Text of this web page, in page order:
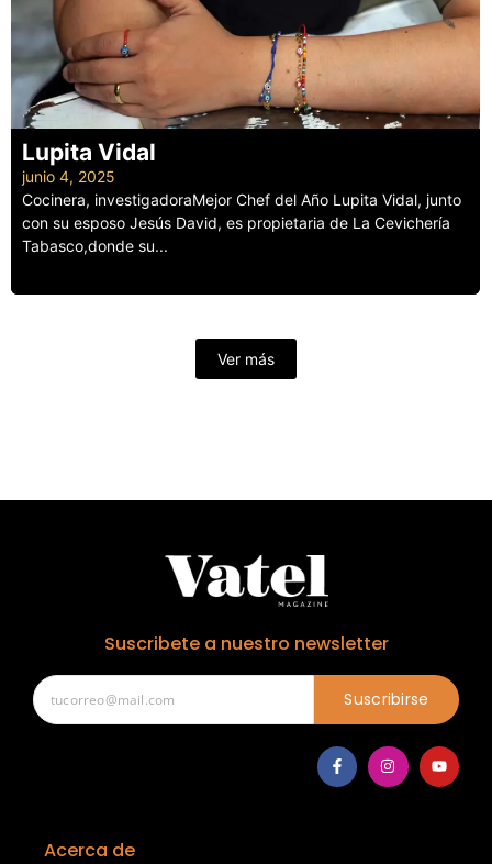
Lupita Vidal
junio 4, 2025
Cocinera, investigadoraMejor Chef del Año Lupita Vidal, junto
con su esposo Jesús David, es propietaria de La Cevichería
Tabasco,donde su...
Ver más
Suscribete a nuestro newsletter
Suscribirse
Acerca de